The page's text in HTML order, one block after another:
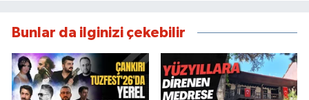
Bunlar da ilginizi çekebilir